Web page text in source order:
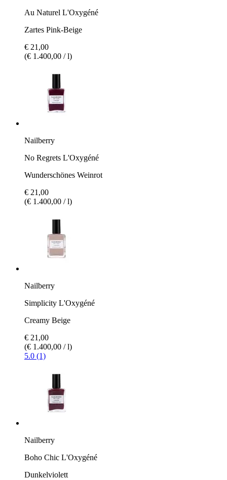
Au Naturel L'Oxygéné
Zartes Pink-Beige
€ 21,00
(€ 1.400,00 / l)
Nailberry
No Regrets L'Oxygéné
Wunderschönes Weinrot
€ 21,00
(€ 1.400,00 / l)
Nailberry
Simplicity L'Oxygéné
Creamy Beige
€ 21,00
(€ 1.400,00 / l)
5.0 (1)
Nailberry
Boho Chic L'Oxygéné
Dunkelviolett